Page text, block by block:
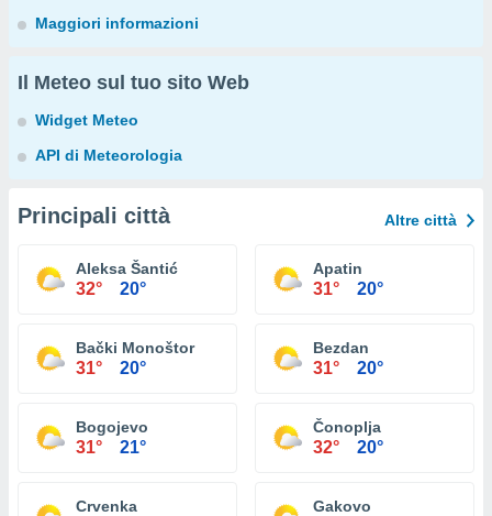
Maggiori informazioni
Il Meteo sul tuo sito Web
Widget Meteo
API di Meteorologia
Principali città Altre città
Aleksa Šantić
32° 20°
Apatin
31° 20°
Bački Monoštor
31° 20°
Bezdan
31° 20°
Bogojevo
31° 21°
Čonoplja
32° 20°
Crvenka Gakovo